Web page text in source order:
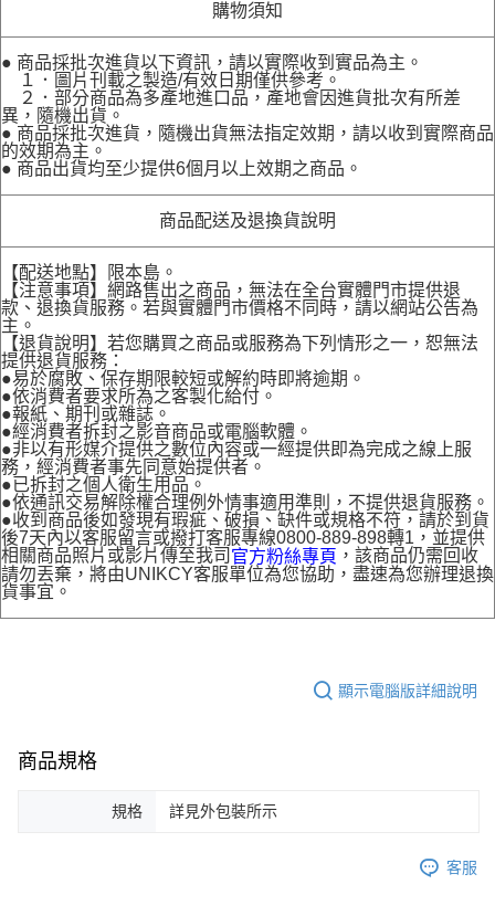
購物須知
● 商品採批次進貨以下資訊，請以實際收到實品為主。
１．圖片刊載之製造/有效日期僅供參考。
２．部分商品為多產地進口品，產地會因進貨批次有所差
異，隨機出貨。
● 商品採批次進貨，隨機出貨無法指定效期，請以收到實際商品
的效期為主。
● 商品出貨均至少提供6個月以上效期之商品。
商品配送及退換貨說明
【配送地點】限本島。
【注意事項】網路售出之商品，無法在全台實體門市提供退
款、退換貨服務。若與實體門市價格不同時，請以網站公告為
主。
【退貨說明】若您購買之商品或服務為下列情形之一，恕無法
提供退貨服務：
●易於腐敗、保存期限較短或解約時即將逾期。
●依消費者要求所為之客製化給付。
●報紙、期刊或雜誌。
●經消費者拆封之影音商品或電腦軟體。
●非以有形媒介提供之數位內容或一經提供即為完成之線上服
務，經消費者事先同意始提供者。
●已拆封之個人衛生用品。
●依通訊交易解除權合理例外情事適用準則，不提供退貨服務。
●收到商品後如發現有瑕疵、破損、缺件或規格不符，請於到貨
後7天內以客服留言或撥打客服專線0800-889-898轉1，並提供
相關商品照片或影片傳至我司 官方粉絲專頁 ，該商品仍需回收
請勿丟棄，將由UNIKCY客服單位為您協助，盡速為您辦理退換
貨事宜。
顯示電腦版詳細說明
商品規格
規格 詳見外包裝所示
客服